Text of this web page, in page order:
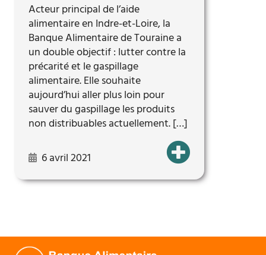
Acteur principal de l’aide
alimentaire en Indre-et-Loire, la
Banque Alimentaire de Touraine a
un double objectif : lutter contre la
précarité et le gaspillage
alimentaire. Elle souhaite
aujourd’hui aller plus loin pour
sauver du gaspillage les produits
non distribuables actuellement. […]
6 avril 2021